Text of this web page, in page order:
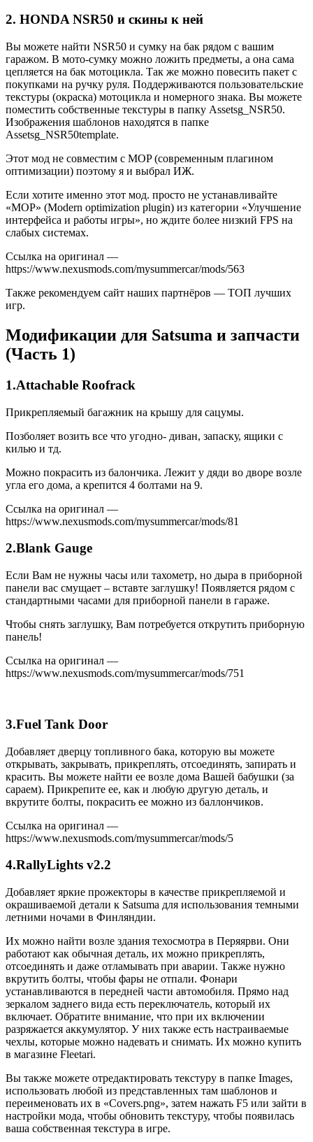
2. HONDA NSR50 и скины к ней
Вы можете найти NSR50 и сумку на бак рядом с вашим
гаражом. В мото-сумку можно ложить предметы, а она сама
цепляется на бак мотоцикла. Так же можно повесить пакет с
покупками на ручку руля. Поддерживаются пользовательские
текстуры (окраска) мотоцикла и номерного знака. Вы можете
поместить собственные текстуры в папку Assetsg_NSR50.
Изображения шаблонов находятся в папке
Assetsg_NSR50template.
Этот мод не совместим с MOP (современным плагином
оптимизации) поэтому я и выбрал ИЖ.
Если хотите именно этот мод. просто не устанавливайте
«MOP» (Modern optimization plugin) из категории «Улучшение
интерфейса и работы игры», но ждите более низкий FPS на
слабых системах.
Ссылка на оригинал —
https://www.nexusmods.com/mysummercar/mods/563
Также рекомендуем сайт наших партнёров — ТОП лучших
игр.
Модификации для Satsuma и запчасти
(Часть 1)
1.Attachable Roofrack
Прикрепляемый багажник на крышу для сацумы.
Позболяет возить все что угодно- диван, запаску, ящики с
килью и тд.
Можно покрасить из балончика. Лежит у дяди во дворе возле
угла его дома, а крепится 4 болтами на 9.
Ссылка на оригинал —
https://www.nexusmods.com/mysummercar/mods/81
2.Blank Gauge
Если Вам не нужны часы или тахометр, но дыра в приборной
панели вас смущает – вставте заглушку! Появляется рядом с
стандартными часами для приборной панели в гараже.
Чтобы снять заглушку, Вам потребуется открутить приборную
панель!
Ссылка на оригинал —
https://www.nexusmods.com/mysummercar/mods/751
3.Fuel Tank Door
Добавляет дверцу топливного бака, которую вы можете
открывать, закрывать, прикреплять, отсоединять, запирать и
красить. Вы можете найти ее возле дома Вашей бабушки (за
сараем). Прикрепите ее, как и любую другую деталь, и
вкрутите болты, покрасить ее можно из баллончиков.
Ссылка на оригинал —
https://www.nexusmods.com/mysummercar/mods/5
4.RallyLights v2.2
Добавляет яркие прожекторы в качестве прикрепляемой и
окрашиваемой детали к Satsuma для использования темными
летними ночами в Финляндии.
Их можно найти возле здания техосмотра в Перяярви. Они
работают как обычная деталь, их можно прикреплять,
отсоединять и даже отламывать при аварии. Также нужно
вкрутить болты, чтобы фары не отпали. Фонари
устанавливаются в передней части автомобиля. Прямо над
зеркалом заднего вида есть переключатель, который их
включает. Обратите внимание, что при их включении
разряжается аккумулятор. У них также есть настраиваемые
чехлы, которые можно надевать и снимать. Их можно купить
в магазине Fleetari.
Вы также можете отредактировать текстуру в папке Images,
использовать любой из представленных там шаблонов и
переименовать их в «Covers.png», затем нажать F5 или зайти в
настройки мода, чтобы обновить текстуру, чтобы появилась
ваша собственная текстура в игре.